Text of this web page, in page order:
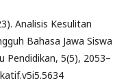
Analisis Kesulitan
Bahasa Jawa Siswa
Pendidikan, 5(5), 2053–